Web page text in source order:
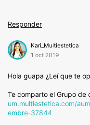
Responder
Kari_Multiestetica
1 oct 2019
Hola guapa ¿Leí que te
Te comparto el Grupo
um.multiestetica.com/
embre-37844